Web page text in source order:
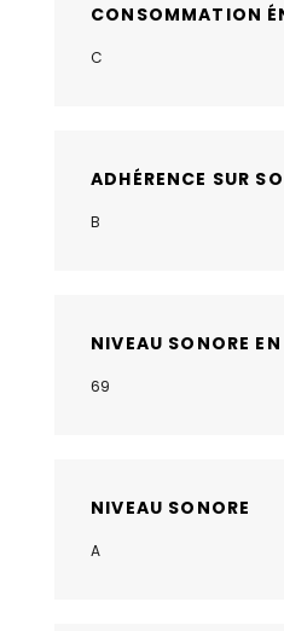
CONSOMMATION
C
ADHÉRENCE SUR
B
NIVEAU SONORE
69
NIVEAU SONORE
A